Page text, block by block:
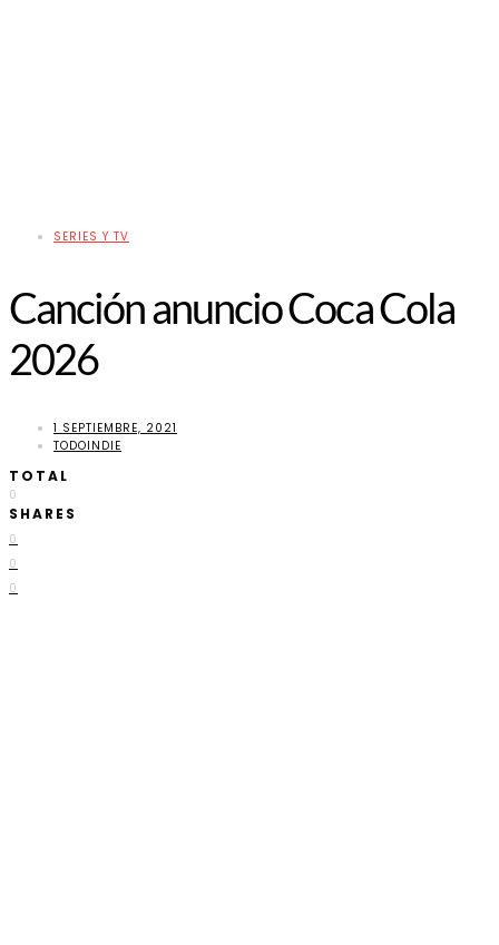
SERIES Y TV
Canción anuncio Coca Cola
2026
1 SEPTIEMBRE, 2021
TODOINDIE
TOTAL
0
SHARES
0
0
0